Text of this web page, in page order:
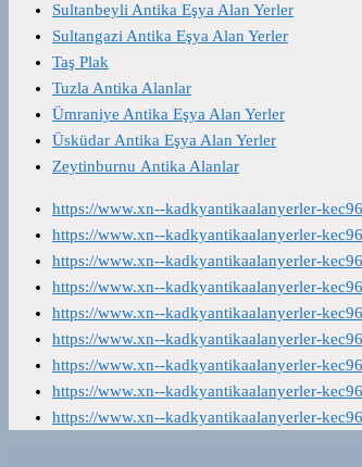
Sultanbeyli Antika Eşya Alan Yerler
Sultangazi Antika Eşya Alan Yerler
Taş Plak
Tuzla Antika Alanlar
Ümraniye Antika Eşya Alan Yerler
Üsküdar Antika Eşya Alan Yerler
Zeytinburnu Antika Alanlar
https://www.xn--kadkyantikaalanyerler-
https://www.xn--kadkyantikaalanyerler-
https://www.xn--kadkyantikaalanyerler-
https://www.xn--kadkyantikaalanyerler-
https://www.xn--kadkyantikaalanyerler-
https://www.xn--kadkyantikaalanyerler-
https://www.xn--kadkyantikaalanyerler-
https://www.xn--kadkyantikaalanyerler-
https://www.xn--kadkyantikaalanyerler-